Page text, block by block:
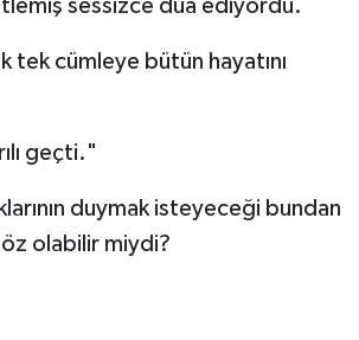
sessizce dua ediyordu.
tek cümleye bütün hayatını
geçti."
duymak isteyeceği bundan
olabilir miydi?